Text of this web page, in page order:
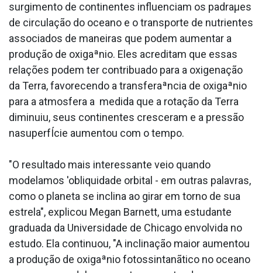
surgimento de continentes influenciam os padraµes
de circulação do oceano e o transporte de nutrientes
associados de maneiras que podem aumentar a
produção de oxigaªnio. Eles acreditam que essas
relações podem ter contribua­do para a oxigenação
da Terra, favorecendo a transferaªncia de oxigaªnio
para a atmosfera a medida que a rotação da Terra
diminuiu, seus continentes cresceram e a pressão
nasuperfÍcie aumentou com o tempo.
"O resultado mais interessante veio quando
modelamos 'obliquidade orbital - em outras palavras,
como o planeta se inclina ao girar em torno de sua
estrela", explicou Megan Barnett, uma estudante
graduada da Universidade de Chicago envolvida no
estudo. Ela continuou, "A inclinação maior aumentou
a produção de oxigaªnio fotossintanãtico no oceano